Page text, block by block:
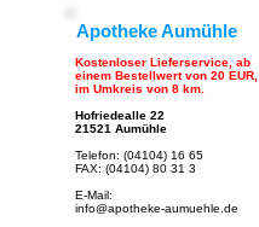
Apotheke Aumühle
Kostenloser Lieferservice, ab
einem Bestellwert von 20 EUR,
im Umkreis von 8 km.
Hofriedealle 22
21521 Aumühle
Telefon: (04104) 16 65
FAX: (04104) 80 31 3
E-Mail:
info@apotheke-aumuehle.de